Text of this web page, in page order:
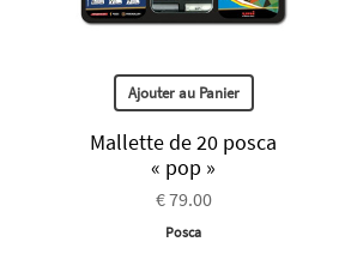
Ajouter au Panier
Mallette de 20 posca
« pop »
€ 79.00
Posca